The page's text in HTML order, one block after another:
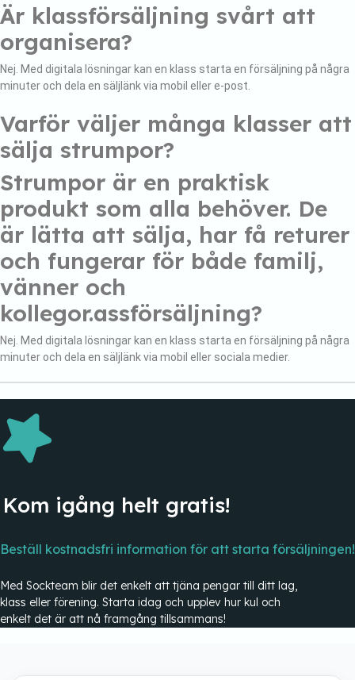
Är klassförsäljning svårt att
organisera?
Nej. Med digitala lösningar kan en klass starta en försäljning på några
minuter och dela en säljlänk via mobil eller e-post.
Varför väljer många klasser att
sälja strumpor?
Strumpor är en praktisk
produkt som alla behöver. De
är lätta att sälja, har få returer
och fungerar för både familj,
vänner och
kollegor.assförsäljning?
Nej. Med digitala lösningar kan en klass starta en försäljning på några
minuter och dela en säljlänk via mobil eller sociala medier.
Kom igång helt gratis!
Beställ kostnadsfri information för att starta försäljningen!
Med Sockteam blir det enkelt att tjäna pengar till ditt lag,
klass eller förening. Starta idag och upplev hur kul och
enkelt det är att nå framgång tillsammans!